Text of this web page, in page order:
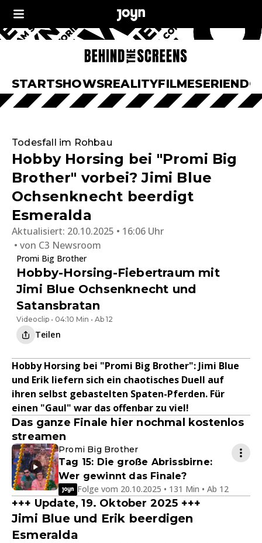
STARTSHOWSREALITYFILMESERIEN
Todesfall im Rohbau
Hobby Horsing bei "Promi Big
Brother" vorbei? Jimi Blue
Ochsenknecht beerdigt
Esmeralda
Aktualisiert: 20.10.2025 • 16:06 Uhr
von C3 Newsroom
Promi Big Brother
Hobby-Horsing-Fiebertraum mit
Jimi Blue Ochsenknecht und
Satansbratan
Videoclip • 04:10 Min • Ab 12
Teilen
Hobby Horsing bei "Promi Big Brother": Jimi Blue
und Erik liefern sich ein chaotisches Duell auf
ihren selbst gebastelten Spaten-Pferden. Für
einen "Gaul" war das offenbar zu viel!
Das ganze Finale hier nochmal kostenlos
streamen
Promi Big Brother
Tag 15: Die große Abrissbirne:
Wer gewinnt das Finale?
Folge vom 20.10.2025 • 131 Min • Ab 12
+++ Update, 19. Oktober 2025 +++
Jimi Blue und Erik beerdigen
Esmeralda